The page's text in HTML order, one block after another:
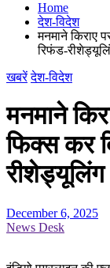
Home
देश-विदेश
मनमाने किराए
रिफंड-
खबरें देश-विदेश
मनमाने
फिक्स कर
रीशेड्यूलिंग
December 6, 2025
News Desk